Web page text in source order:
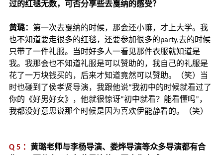
过的红毯无数，可否分享些去戛纳的感受？
黄璐： 第一次去戛纳的时候，那会还小嘛，才上大学。我
也不知道要走很多的红毯，还要参加很多的party,去的时候
只带了一件礼服。当时好多人一看见那件衣服就知道是
我。我那会也不知道礼服是可以赞助的，我自己的礼服是
花了一万块钱买的，后来才知道竟然可以赞助。（笑）当
时也碰到了侯孝贤导演，我跟他说“我初中的时候就看过了
你的《好男好女》，他就很惊讶“初中就看？能看懂吗”，
我都没好意思说那个时候是因为喜欢伊能静看的。（笑）
Q 5 ： 黄璐老师与李杨导演、娄烨导演等众多导演都有合